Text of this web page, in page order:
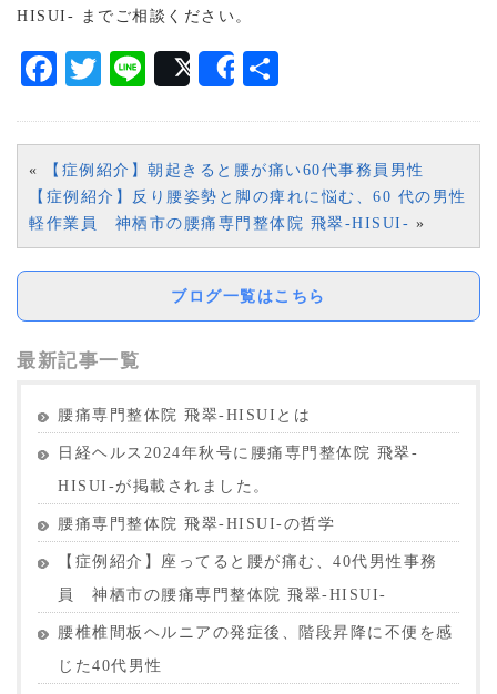
HISUI- までご相談ください。
Facebook
Twitter
LinePostShare
«
【症例紹介】朝起きると腰が痛い60代事務員男性
【症例紹介】反り腰姿勢と脚の痺れに悩む、60 代の男性
軽作業員 神栖市の腰痛専門整体院 飛翠-HISUI- »
ブログ一覧はこちら
最新記事一覧
腰痛専門整体院 飛翠-HISUIとは
日経ヘルス2024年秋号に腰痛専門整体院 飛翠-
HISUI-が掲載されました。
腰痛専門整体院 飛翠-HISUI-の哲学
【症例紹介】座ってると腰が痛む、40代男性事務
員 神栖市の腰痛専門整体院 飛翠-HISUI-
腰椎椎間板ヘルニアの発症後、階段昇降に不便を感
じた40代男性